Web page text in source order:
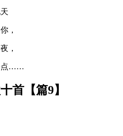
，
，
点……
首【篇9】